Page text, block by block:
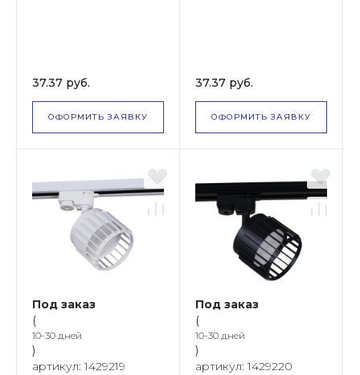
37.37 руб.
ОФОРМИТЬ ЗАЯВКУ
37.37 руб.
ОФОРМИТЬ ЗАЯВКУ
Под заказ
(
10-30 дней
)
артикул: 1429219
Под заказ
(
10-30 дней
)
артикул: 1429220